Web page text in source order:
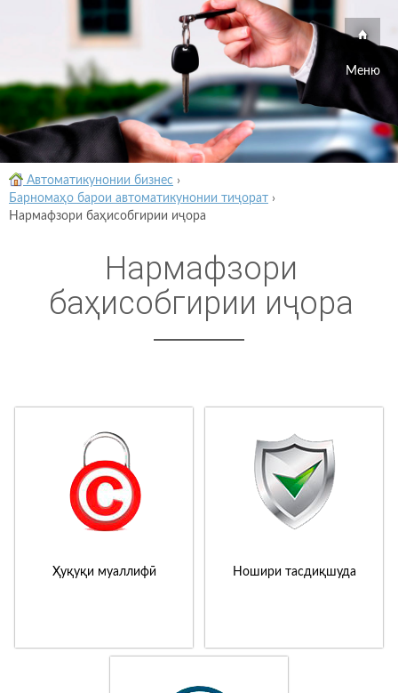
Меню
Автоматикунонии бизнес ›
Барномаҳо барои автоматикунонии тиҷорат ›
Нармафзори баҳисобгирии иҷора
Нармафзори
баҳисобгирии иҷора
Ҳуқуқи муаллифӣ Ношири тасдиқшуда